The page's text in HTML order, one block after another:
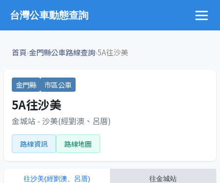
台灣公車動態查詢
首頁›金門縣公車路線查詢›5A往沙美
金門縣 市區公車
5A往沙美
金城站 - 沙美(經劉澳、呂厝)
路線資訊 路線地圖
往沙美(經劉澳、呂厝) 往金城站